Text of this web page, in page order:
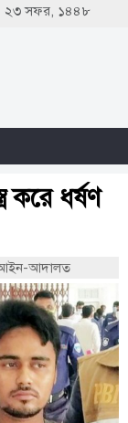
২৩ সফর, ১৪৪৮
করে ধর্ষণ
আইন-আদালত